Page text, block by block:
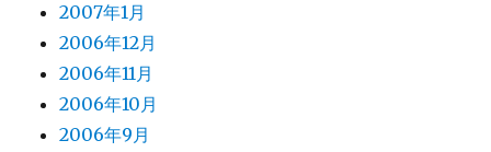
2007年1月
2006年12月
2006年11月
2006年10月
2006年9月